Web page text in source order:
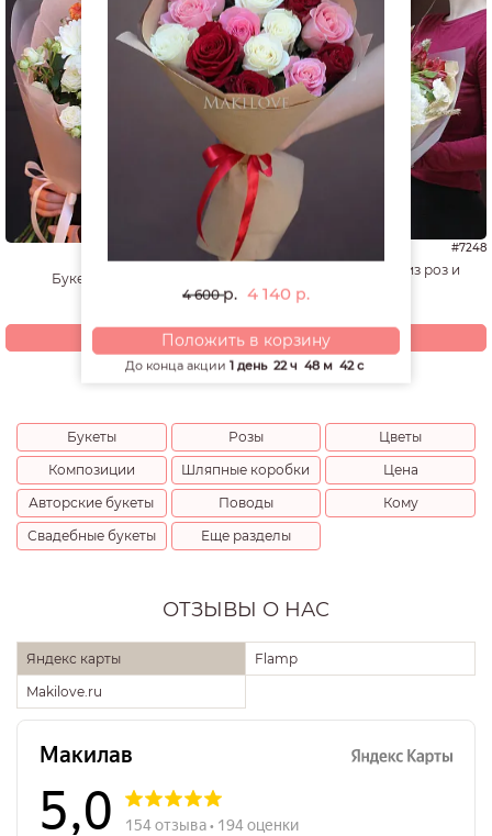
#7294
Букет "Теплый ветер"
#7248
Необычный букет из роз и
Букеты Розы
Цветы
Композиции
Шляпные коробки
Цена
Авторские букеты
Поводы
Кому
Свадебные букеты
Еще разделы
ОТЗЫВЫ О НАС
Яндекс карты
Flamp
Makilove.ru
4 600р. 4 140 р.
Положить в корзину
До конца акции 1 день 22 ч 48 м 41 с